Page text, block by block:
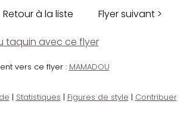
Retour à la liste Flyer suivant >
taquin avec ce flyer
vers ce flyer : MAMADOU
| Statistiques | Figures de style | Contribuer